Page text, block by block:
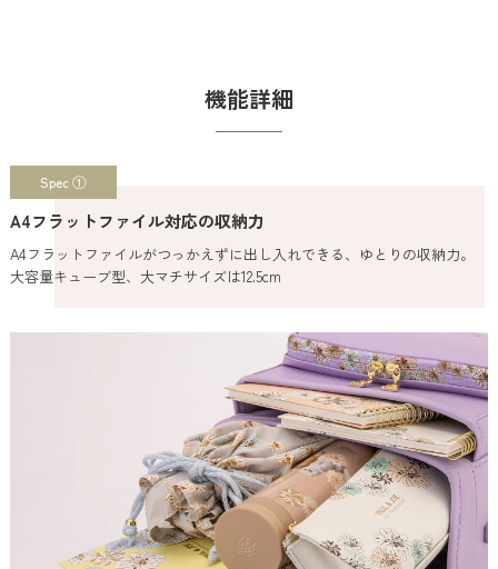
機能詳細
Spec ①
A4フラットファイル対応の収納力
A4フラットファイルがつっかえずに出し入れできる、ゆとりの収納力。
大容量キューブ型、大マチサイズは12.5cm